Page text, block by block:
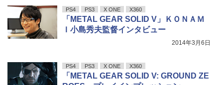
PS4 PS3 X ONE X360
「METAL GEAR SOLID V」ＫＯＮＡＭ
Ｉ小島秀夫監督インタビュー
2014年3月6日
PS4 PS3 X ONE X360
「METAL GEAR SOLID V: GROUND ZE